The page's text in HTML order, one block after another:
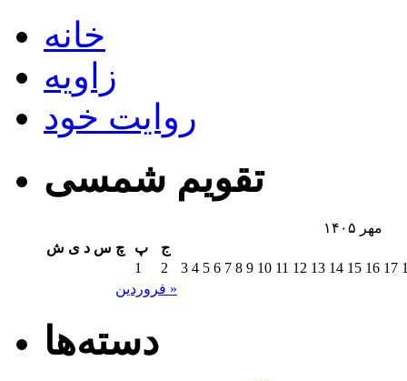
خانه
زاویه
روایت خود
تقویم شمسی
مهر ۱۴۰۵
ش ی د س چ پ ج
فروردین »
1 2 3 4 5 6 7 8 9 10 11 12 13 14 15 16 17
دسته‌ها